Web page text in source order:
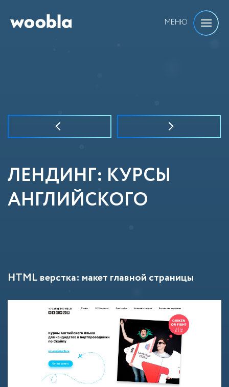
МЕНЮ
ЛЕНДИНГ: КУРСЫ
АНГЛИЙСКОГО
HTML верстка: макет главной страницы